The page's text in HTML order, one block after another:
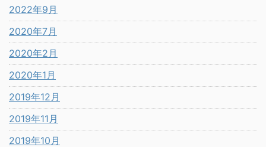
2022年9月
2020年7月
2020年2月
2020年1月
2019年12月
2019年11月
2019年10月